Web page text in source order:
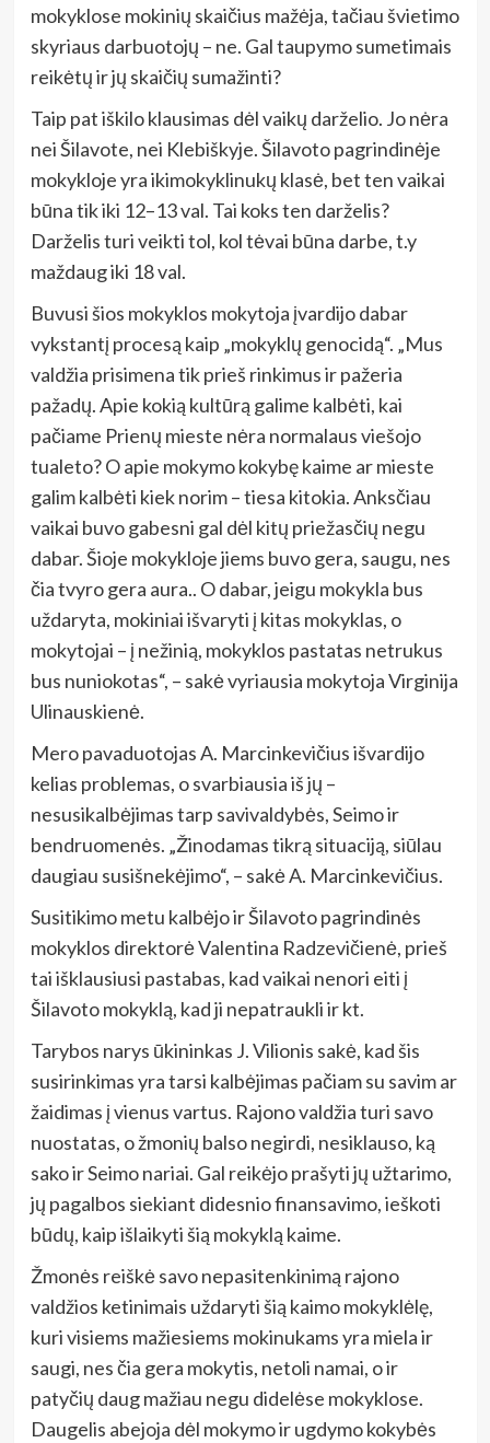
mokyklose mokinių skaičius mažėja, tačiau švietimo
skyriaus darbuotojų – ne. Gal taupymo sumetimais
reikėtų ir jų skaičių sumažinti?
Taip pat iškilo klausimas dėl vaikų darželio. Jo nėra
nei Šilavote, nei Klebiškyje. Šilavoto pagrindinėje
mokykloje yra ikimokyklinukų klasė, bet ten vaikai
būna tik iki 12–13 val. Tai koks ten darželis?
Darželis turi veikti tol, kol tėvai būna darbe, t.y
maždaug iki 18 val.
Buvusi šios mokyklos mokytoja įvardijo dabar
vykstantį procesą kaip „mokyklų genocidą“. „Mus
valdžia prisimena tik prieš rinkimus ir pažeria
pažadų. Apie kokią kultūrą galime kalbėti, kai
pačiame Prienų mieste nėra normalaus viešojo
tualeto? O apie mokymo kokybę kaime ar mieste
galim kalbėti kiek norim – tiesa kitokia. Anksčiau
vaikai buvo gabesni gal dėl kitų priežasčių negu
dabar. Šioje mokykloje jiems buvo gera, saugu, nes
čia tvyro gera aura.. O dabar, jeigu mokykla bus
uždaryta, mokiniai išvaryti į kitas mokyklas, o
mokytojai – į nežinią, mokyklos pastatas netrukus
bus nuniokotas“, – sakė vyriausia mokytoja Virginija
Ulinauskienė.
Mero pavaduotojas A. Marcinkevičius išvardijo
kelias problemas, o svarbiausia iš jų –
nesusikalbėjimas tarp savivaldybės, Seimo ir
bendruomenės. „Žinodamas tikrą situaciją, siūlau
daugiau susišnekėjimo“, – sakė A. Marcinkevičius.
Susitikimo metu kalbėjo ir Šilavoto pagrindinės
mokyklos direktorė Valentina Radzevičienė, prieš
tai išklausiusi pastabas, kad vaikai nenori eiti į
Šilavoto mokyklą, kad ji nepatraukli ir kt.
Tarybos narys ūkininkas J. Vilionis sakė, kad šis
susirinkimas yra tarsi kalbėjimas pačiam su savim ar
žaidimas į vienus vartus. Rajono valdžia turi savo
nuostatas, o žmonių balso negirdi, nesiklauso, ką
sako ir Seimo nariai. Gal reikėjo prašyti jų užtarimo,
jų pagalbos siekiant didesnio finansavimo, ieškoti
būdų, kaip išlaikyti šią mokyklą kaime.
Žmonės reiškė savo nepasitenkinimą rajono
valdžios ketinimais uždaryti šią kaimo mokyklėlę,
kuri visiems mažiesiems mokinukams yra miela ir
saugi, nes čia gera mokytis, netoli namai, o ir
patyčių daug mažiau negu didelėse mokyklose.
Daugelis abejoja dėl mokymo ir ugdymo kokybės